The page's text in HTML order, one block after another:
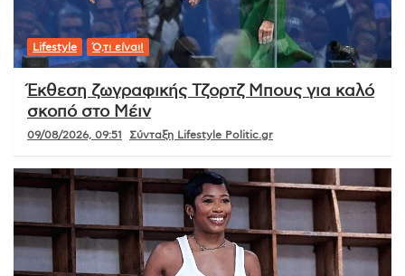
Lifestyle Ό,τι είναι!
Έκθεση ζωγραφικής Τζορτζ Μπους για καλό
σκοπό στο Μέιν
09/08/2026, 09:51 Σύνταξη Lifestyle Politic.gr